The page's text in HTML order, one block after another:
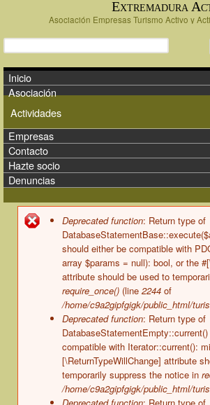
Pasar al contenido
Extremadura
Asociación Empresas Turismo Activo y
Formulario de búsqueda
Menú principal
Inicio
Asociación
Actividades
Empresas
Contacto
Hazte socio
Denuncias
Mensaje de error
Deprecated function: Return type of
should either be compatible with
array $params = null): bool, or the
attribute should be used to
require_once() (line 2244 of
/home/c9a2gipfgigk/public_html/
Deprecated function: Return type of
compatible with Iterator::current():
[\ReturnTypeWillChange] attribute
temporarily suppress the notice in
/home/c9a2gipfgigk/public_html/